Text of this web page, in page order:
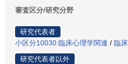
審査区分/研究分野
研究代表者
小区分10030:臨床心理学関連 / 臨
研究代表者以外